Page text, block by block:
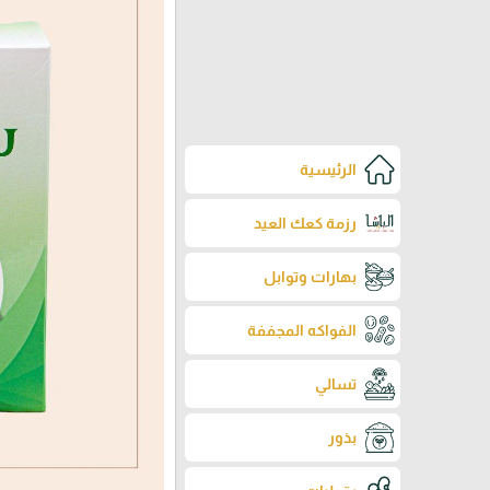
الرئيسية
رزمة كعك العيد
بهارات وتوابل
الفواكه المجففة
تسالي
بذور